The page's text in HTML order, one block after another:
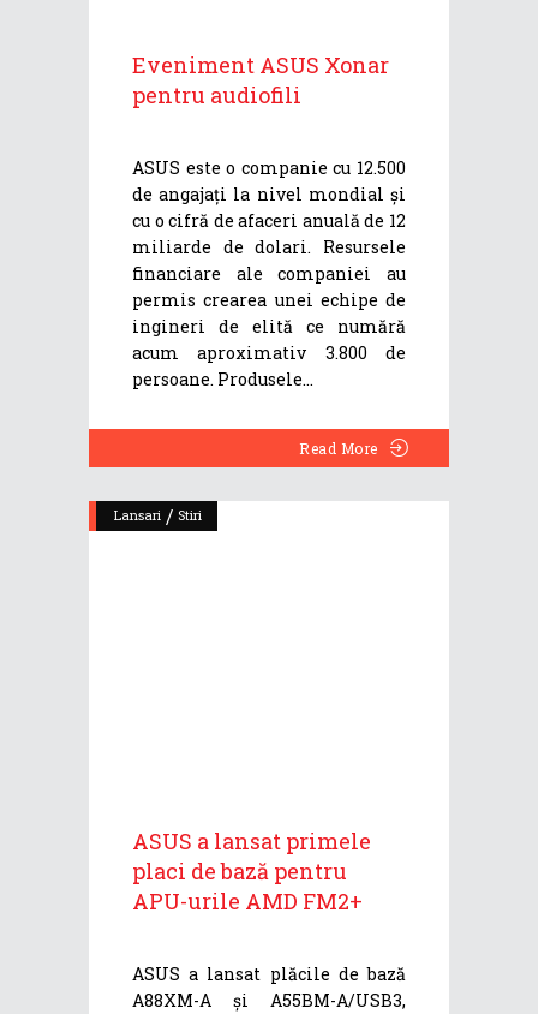
Eveniment ASUS Xonar
pentru audiofili
ASUS este o companie cu 12.500
de angajați la nivel mondial și
cu o cifră de afaceri anuală de 12
miliarde de dolari. Resursele
financiare ale companiei au
permis crearea unei echipe de
ingineri de elită ce numără
acum aproximativ 3.800 de
persoane. Produsele
Read More
Lansari / Stiri
ASUS a lansat primele
placi de bază pentru
APU-urile AMD FM2+
ASUS a lansat plăcile de bază
A88XM-A și A55BM-A/USB3,